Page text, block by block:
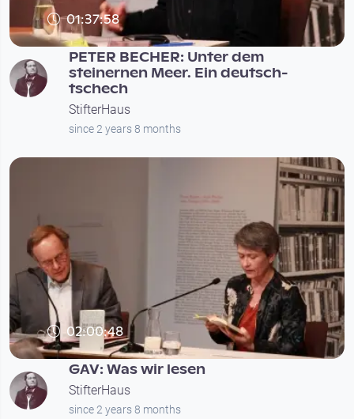
01:37:58
PETER BECHER: Unter dem
steinernen Meer. Ein deutsch-
tschech
StifterHaus
since 2 years 8 months
02:00:48
GAV: Was wir lesen
StifterHaus
since 2 years 8 months